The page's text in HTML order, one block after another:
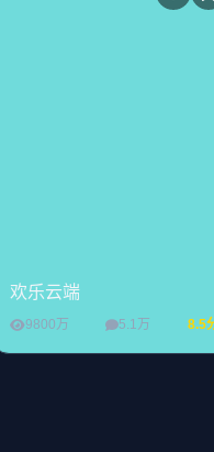
欢乐云端
9800万 5.1万 8.5